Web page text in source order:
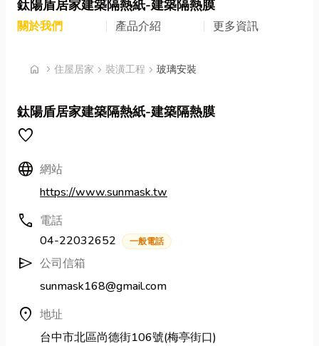
鈦陽盾居家建築隔熱紙-建築隔熱膜
關於我們 產品介紹 更多資訊
home chevron_right 首頁
住屋居家 chevron_right 裝潢工程 chevron_right 玻璃安裝
鈦陽盾居家建築隔熱紙-建築隔熱膜
favorite
Language 網站
https://www.sunmask.tw
call 電話
04-22032652
一般電話
send 公司信箱
sunmask168@gmail.com
location_on 地址
台中市北區尚德街106號(梅亭街口)